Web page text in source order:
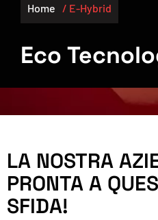
Home / E-Hybrid
Eco
LA NOSTRA
PRONTA A
SFIDA!